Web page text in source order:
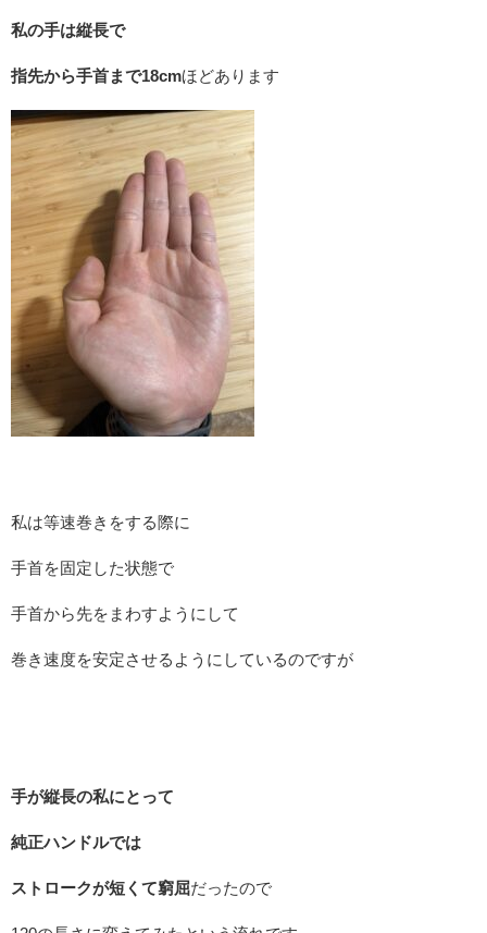
私の手は縦長で
指先から手首まで18cmほどあります
私は等速巻きをする際に
手首を固定した状態で
手首から先をまわすようにして
巻き速度を安定させるようにしているのですが
手が縦長の私にとって
純正ハンドルでは
ストロークが短くて窮屈だったので